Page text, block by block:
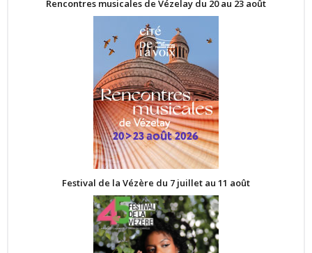
Rencontres musicales de Vézelay du 20 au 23 août
Festival de la Vézère du 7 juillet au 11 août